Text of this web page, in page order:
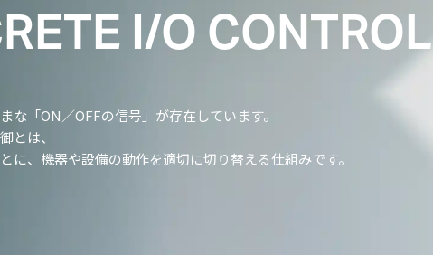
I/O CONTROL
な「ON／OFFの信号」が存在しています。
とは、
に、 機器や設備の動作を適切に切り替える仕組みです。